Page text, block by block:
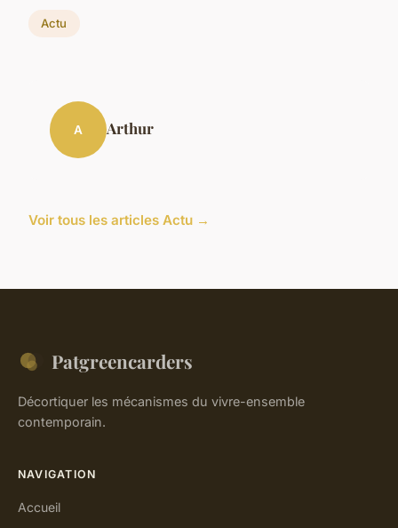
Actu
A Arthur
Voir tous les articles Actu →
Patgreencarders
Décortiquer les mécanismes du vivre-ensemble
contemporain.
NAVIGATION
Accueil